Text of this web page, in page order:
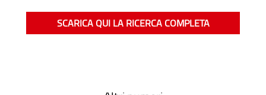
SCARICA QUI LA RICERCA COMPLETA